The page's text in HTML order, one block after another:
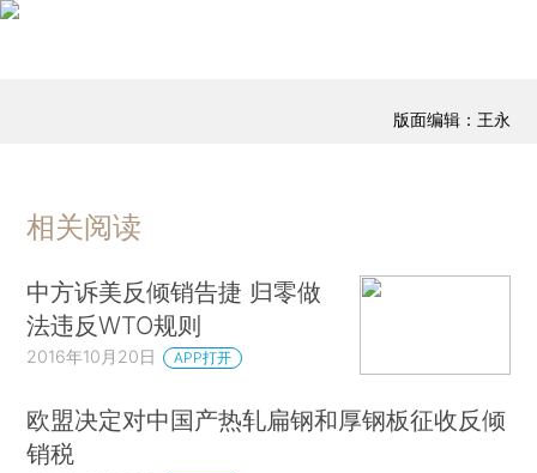
版面编辑：王永
相关阅读
中方诉美反倾销告捷 归零做
法违反WTO规则
2016年10月20日 APP打开
欧盟决定对中国产热轧扁钢和厚钢板征收反倾
销税